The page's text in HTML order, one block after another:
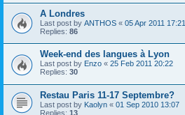
A Londres
Last post by ANTHOS « 05 Apr 2011 17:21
Replies: 86
Week-end des langues à Lyon
Last post by Enzo « 25 Feb 2011 20:22
Replies: 30
Restau Paris 11-17 Septembre?
Last post by Kaolyn « 01 Sep 2010 13:07
Replies: 13